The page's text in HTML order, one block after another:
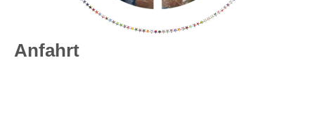
Anfahrt